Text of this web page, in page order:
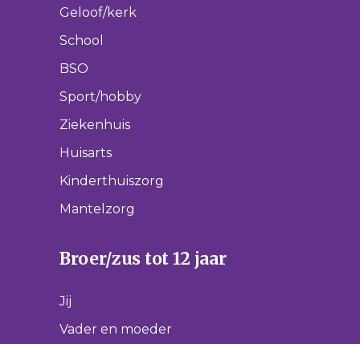
Geloof/kerk
School
BSO
Sport/hobby
Ziekenhuis
Huisarts
Kinderthuiszorg
Mantelzorg
Broer/zus tot 12 jaar
Jij
Vader en moeder